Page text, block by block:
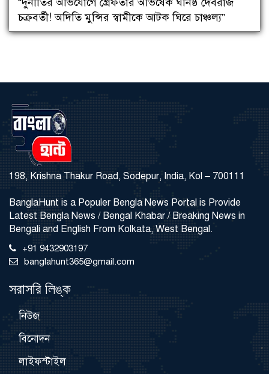
“দুর্নীতির অভিযোগে গ্রেফতার অভিষেক ঘনিষ্ঠ দেবরাজ
চক্রবর্তী! অদিতি মুন্সির স্বামীকে আটক ঘিরে চাঞ্চল্য”
198, Krishna Thakur Road, Sodepur, India, Kol – 700111
BanglaHunt is a Populer Bengla News Portal is Provide
Latest Bengla News / Bengal Khabar / Breaking News in
Bengali and English From Kolkata, West Bengal.
+91 9432903197
banglahunt365@gmail.com
সরাসরি লিঙ্ক
নিউজ
বিনোদন
লাইফস্টাইল